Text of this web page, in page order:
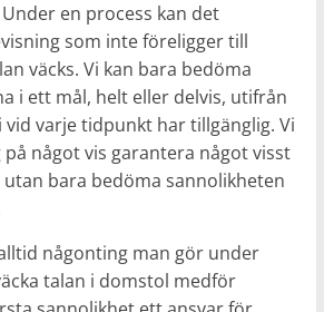
en process kan det
som inte föreligger till
väcks. Vi kan bara bedöma
i ett mål, helt eller delvis, utifrån
varje tidpunkt har tillgänglig. Vi
något vis garantera något visst
bara bedöma sannolikheten
någonting man gör under
talan i domstol medför